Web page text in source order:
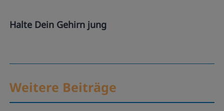
Halte Dein Gehirn jung
Weitere Beiträge